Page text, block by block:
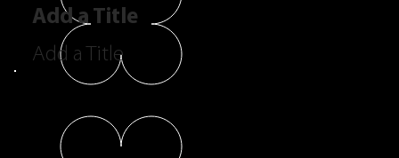
Add a Title
Add a Title